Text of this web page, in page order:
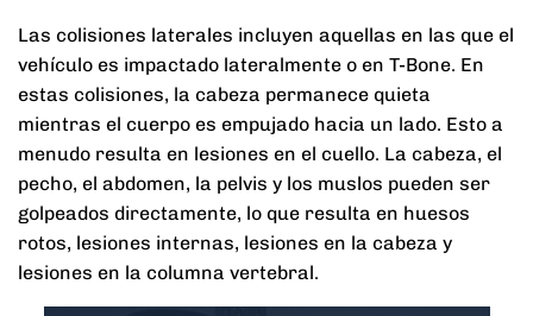
Las colisiones laterales incluyen aquellas en las que el
vehículo es impactado lateralmente o en T-Bone. En
estas colisiones, la cabeza permanece quieta
mientras el cuerpo es empujado hacia un lado. Esto a
menudo resulta en lesiones en el cuello. La cabeza, el
pecho, el abdomen, la pelvis y los muslos pueden ser
golpeados directamente, lo que resulta en huesos
rotos, lesiones internas, lesiones en la cabeza y
lesiones en la columna vertebral.